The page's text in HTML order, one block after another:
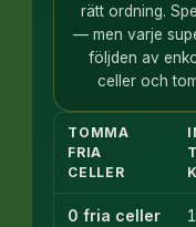
rätt ordning.
— men varje
följden av
celler och
TOMMA
FRIA
CELLER
0 fria celler 1